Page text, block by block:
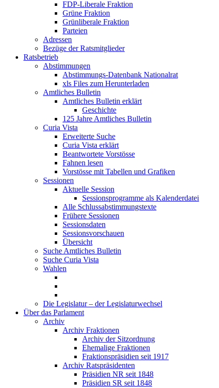
FDP-Liberale Fraktion
Grüne Fraktion
Grünliberale Fraktion
Parteien
Adressen
Bezüge der Ratsmitglieder
Ratsbetrieb
Abstimmungen
Abstimmungs-Datenbank Nationalrat
xls Files zum Herunterladen
Amtliches Bulletin
Amtliches Bulletin erklärt
Geschichte
125 Jahre Amtliches Bulletin
Curia Vista
Erweiterte Suche
Curia Vista erklärt
Beantwortete Vorstösse
Fahnen lesen
Vorstösse mit Tabellen und Grafiken
Sessionen
Aktuelle Session
Sessionsprogramme als Kalenderdatei
Alle Schlussabstimmungstexte
Frühere Sessionen
Sessionsdaten
Sessionsvorschauen
Übersicht
Suche Amtliches Bulletin
Suche Curia Vista
Wahlen
Die Legislatur – der Legislaturwechsel
Über das Parlament
Archiv
Archiv Fraktionen
Archiv der Sitzordnung
Ehemalige Fraktionen
Fraktionspräsidien seit 1917
Archiv Ratspräsidenten
Präsidien NR seit 1848
Präsidien SR seit 1848